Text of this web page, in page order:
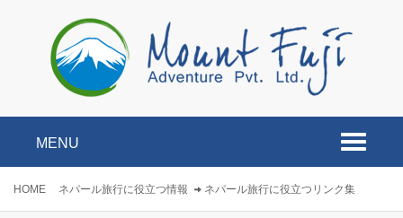
Toggle
MENU
HOME ネパール旅行に役立つ情報 ネパール旅行に役立つリンク集